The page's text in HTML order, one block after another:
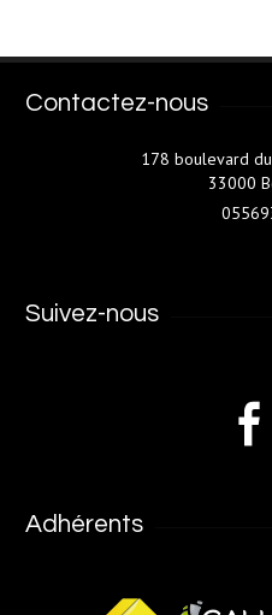
Contactez-nous
178 boulevard
33000
Suivez-nous
Adhérents